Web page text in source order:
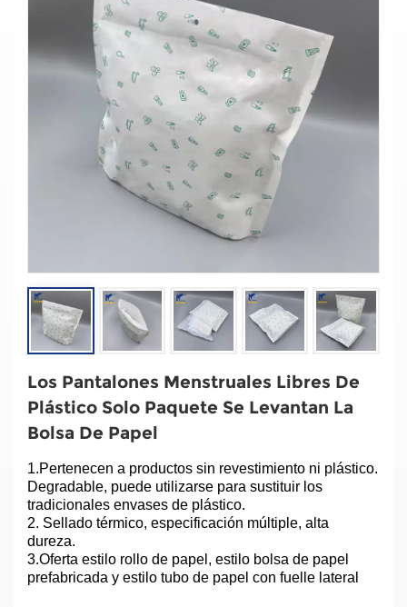
Los Pantalones Menstruales Libres De
Plástico Solo Paquete Se Levantan La
Bolsa De Papel
1.Pertenecen a productos sin revestimiento ni plástico.
Degradable, puede utilizarse para sustituir los
tradicionales envases de plástico.
2. Sellado térmico, especificación múltiple, alta
dureza.
3.Oferta estilo rollo de papel, estilo bolsa de papel
prefabricada y estilo tubo de papel con fuelle lateral